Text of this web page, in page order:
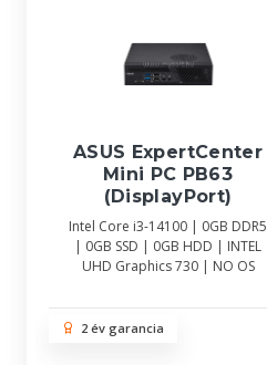
ASUS ExpertCenter
Mini PC PB63
(DisplayPort)
Intel Core i3-14100 | 0GB DDR5
| 0GB SSD | 0GB HDD | INTEL
UHD Graphics 730 | NO OS
2 év garancia